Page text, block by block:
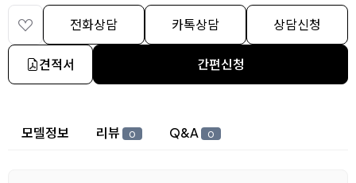
전화상담 카톡상담 상담신청
견적서 간편신청
상세 정보
모델정보 리뷰 0 Q&A 0